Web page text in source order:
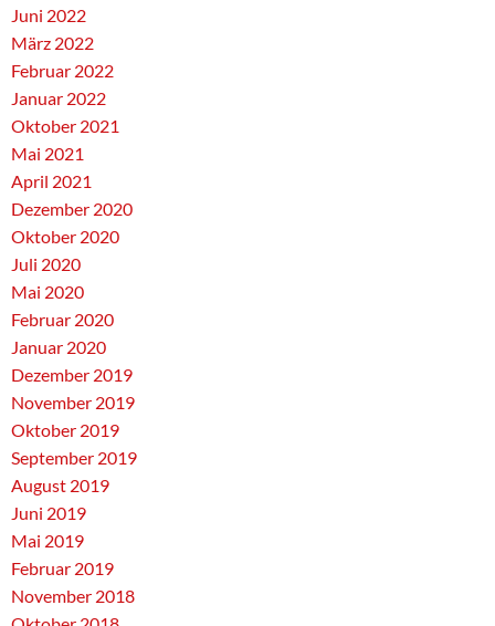
Juni 2022
März 2022
Februar 2022
Januar 2022
Oktober 2021
Mai 2021
April 2021
Dezember 2020
Oktober 2020
Juli 2020
Mai 2020
Februar 2020
Januar 2020
Dezember 2019
November 2019
Oktober 2019
September 2019
August 2019
Juni 2019
Mai 2019
Februar 2019
November 2018